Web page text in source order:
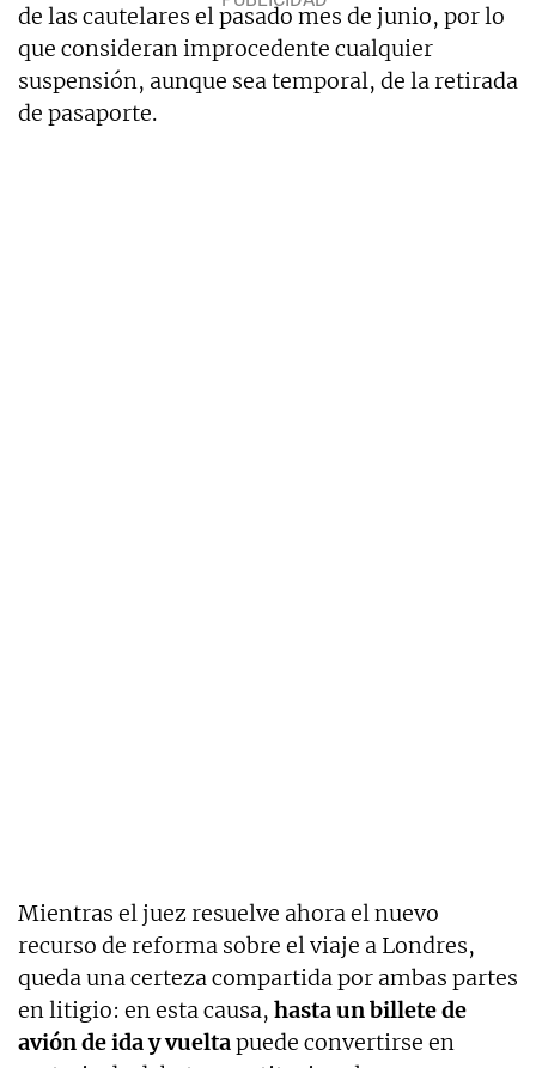
de las cautelares el pasado mes de junio, por lo
que consideran improcedente cualquier
suspensión, aunque sea temporal, de la retirada
de pasaporte.
Mientras el juez resuelve ahora el nuevo
recurso de reforma sobre el viaje a Londres,
queda una certeza compartida por ambas partes
en litigio: en esta causa, hasta un billete de
avión de ida y vueltapuede convertirse en